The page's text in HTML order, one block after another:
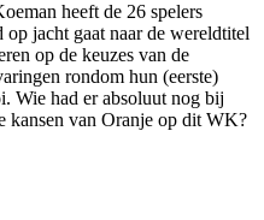
heeft de 26 spelers
op jacht gaat naar de wereldtitel
op de keuzes van de
rondom hun (eerste)
Wie had er absoluut nog bij
kansen van Oranje op dit WK?